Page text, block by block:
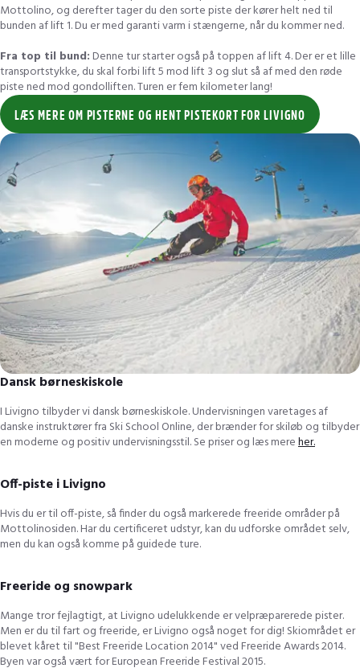
Mottolino, og derefter tager du den sorte piste der kører helt ned til
bunden af lift 1. Du er med garanti varm i stængerne, når du kommer ned.
Fra top til bund:Denne tur starter også på toppen af lift 4. Der er et lille
transportstykke, du skal forbi lift 5 mod lift 3 og slut så af med den røde
piste ned mod gondolliften. Turen er fem kilometer lang!
LÆS MERE OM PISTERNE OG HENT PISTEKORT FOR LIVIGNO
Dansk børneskiskole
I Livigno tilbyder vi dansk børneskiskole. Undervisningen varetages af
danske instruktører fra Ski School Online, der brænder for skiløb og tilbyder
en moderne og positiv undervisningsstil. Se priser og læs mereher.
Off-piste i Livigno
Hvis du er til off-piste, så finder du også markerede freeride områder på
Mottolinosiden. Har du certificeret udstyr, kan du udforske området selv,
men du kan også komme på guidede ture.
Freeride og snowpark
Mange tror fejlagtigt, at Livigno udelukkende er velpræparerede pister.
Men er du til fart og freeride, er Livigno også noget for dig! Skiområdet er
blevet kåret til "Best Freeride Location 2014" ved Freeride Awards 2014.
Byen var også vært for European Freeride Festival 2015.